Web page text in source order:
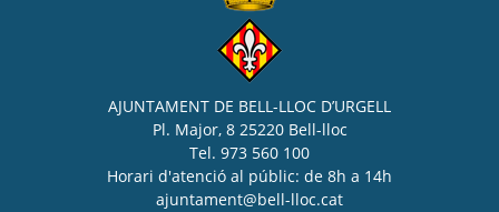
AJUNTAMENT DE BELL-LLOC D’URGELL
Pl. Major, 8 25220 Bell-lloc
Tel. 973 560 100
Horari d'atenció al públic: de 8h a 14h
ajuntament@bell-lloc.cat